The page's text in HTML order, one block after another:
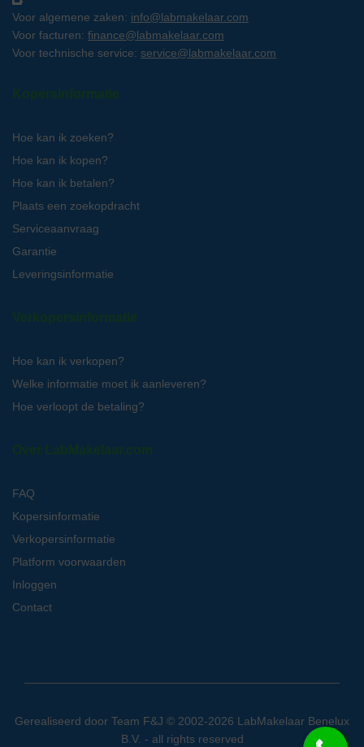
Voor algemene zaken: info@labmakelaar.com
Voor facturen: finance@labmakelaar.com
Voor technische service: service@labmakelaar.com
Kopersinformatie
Hoe kan ik zoeken?
Hoe kan ik kopen?
Hoe kan ik betalen?
Plaats een zoekopdracht
Serviceaanvraag
Garantie
Leveringsinformatie
Verkopersinformatie
Hoe kan ik verkopen?
Welke informatie moet ik aanleveren?
Hoe verloopt de betaling?
Over LabMakelaar.com
FAQ
Kopersinformatie
Verkopersinformatie
Platform voorwaarden
Inloggen
Contact
Gerealiseerd door Team F&J © 2002-2026 LabMakelaar Benelux
B.V. - all rights reserved